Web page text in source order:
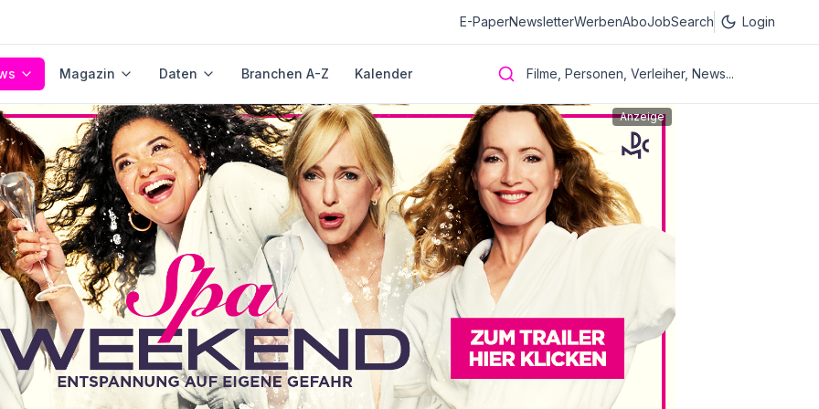
E-PaperNewsletterWerbenAboJobSearch Login
Magazin Daten Branchen A-Z Kalender Filme, Personen, Verleiher, News...
Anzeige